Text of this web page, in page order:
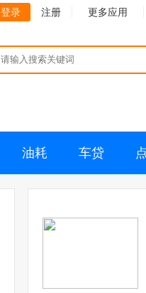
登录 注册 更多应用
油耗 车贷